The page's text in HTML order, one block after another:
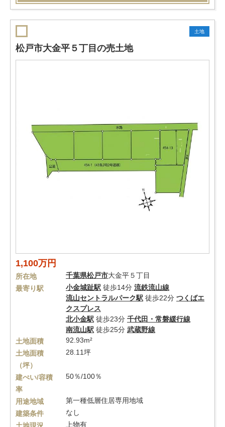
土地
松戸市大金平５丁目の売土地
1,100万円
所在地 千葉県松戸市大金平５丁目
最寄り駅
小金城趾駅 徒歩14分 流鉄流山線
流山セントラルパーク駅 徒歩22分 つくばエ
クスプレス
北小金駅 徒歩23分 千代田・常磐緩行線
南流山駅 徒歩25分 武蔵野線
土地面積
92.93m²
土地面積
（坪）
28.11坪
建ぺい/容積
率
50％/100％
用途地域
第一種低層住居専用地域
建築条件
なし
上物有